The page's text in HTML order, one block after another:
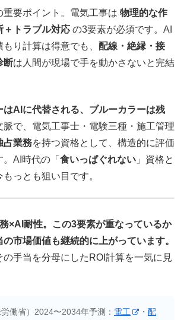
重要ポイント。電気工事は 物理的な作
＋トラブル対応 の3要素が必須です。AI
り計算は得意でも、 配線・絶縁・接
断は人間が現場で手を動かさないと完結
はAIに代替される、ブルーカラーは残
脈で、電気工事士・電験三種・施工管理
占業務を持つ資格として、構造的に評価
AI時代の「 食いっぱぐれない 」資格と
っとも狙い目です。
×AI耐性。この3要素が重なっているか
市場価値も継続的に上がっています。
の手当を分母にしたROI計算を一気に見
働省）2024〜2034年予測： 電工 ・ 配